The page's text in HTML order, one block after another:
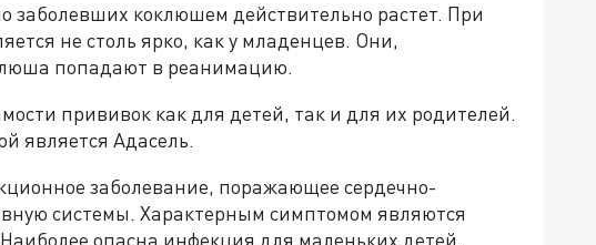
заболевших коклюшем действительно растет. При
не столь ярко, как у младенцев. Они,
попадают в реанимацию.
прививок как для детей, так и для их родителей.
является Адасель.
заболевание, поражающее сердечно-
системы. Характерным симптомом являются
опасна инфекция для маленьких детей.